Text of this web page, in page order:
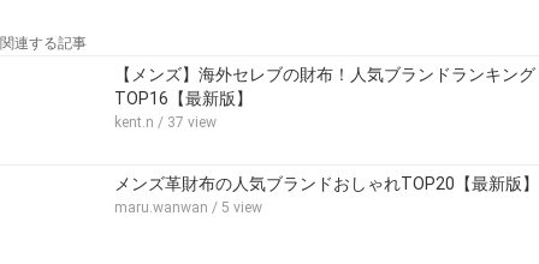
関連する記事
【メンズ】海外セレブの財布！人気ブランドランキング
TOP16【最新版】
kent.n / 37 view
メンズ革財布の人気ブランドおしゃれTOP20【最新版】
maru.wanwan / 5 view